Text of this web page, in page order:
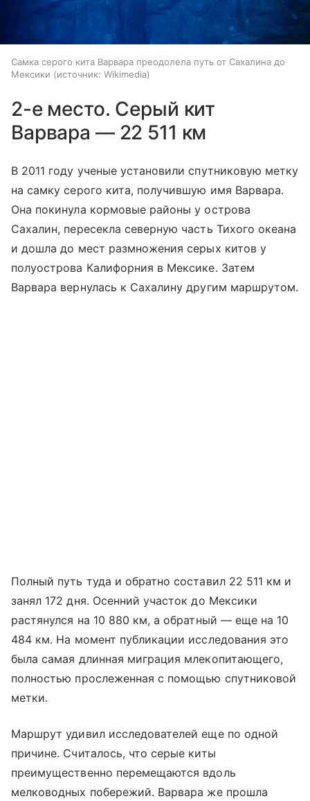
Самка серого кита Варвара преодолела путь от Сахалина до
Мексики
источник: Wikimedia
2-е место. Серый кит
Варвара — 22 511 км
В 2011 году ученые установили спутниковую метку
на самку серого кита, получившую имя Варвара.
Она покинула кормовые районы у острова
Сахалин, пересекла северную часть Тихого океана
и дошла до мест размножения серых китов у
полуострова Калифорния в Мексике. Затем
Варвара вернулась к Сахалину другим маршрутом.
Полный путь туда и обратно составил 22 511 км и
занял 172 дня. Осенний участок до Мексики
растянулся на 10 880 км, а обратный — еще на 10
484 км. На момент публикации исследования это
была самая длинная миграция млекопитающего,
полностью прослеженная с помощью спутниковой
метки.
Маршрут удивил исследователей еще по одной
причине. Считалось, что серые киты
преимущественно перемещаются вдоль
мелководных побережий. Варвара же прошла